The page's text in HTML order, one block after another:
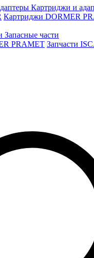
Картриджи и
Картриджи DORMER
Запасные части
PRAMET Запчасти